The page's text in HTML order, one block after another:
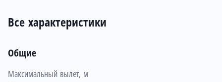
Все характеристики
Общие
Максимальный вылет, м